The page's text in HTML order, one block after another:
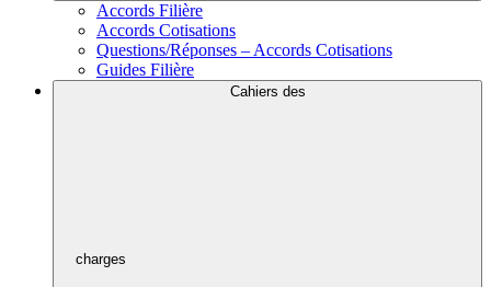
Accords Filière
Accords Cotisations
Questions/Réponses – Accords Cotisations
Guides Filière
Cahiers des
charges